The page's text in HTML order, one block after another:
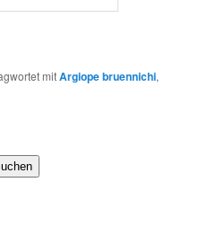
mitArgiope bruennichi,